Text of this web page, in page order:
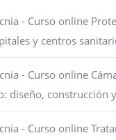
- Curso online
y centros
- Curso online
diseño, construcción
- Curso online